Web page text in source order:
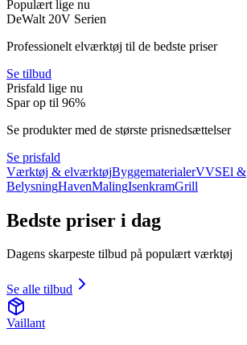
Populært lige nu
DeWalt 20V Serien
Professionelt elværktøj til de bedste priser
Se tilbud
Prisfald lige nu
Spar op til 96%
Se produkter med de største prisnedsættelser
Se prisfald
Værktøj & elværktøjByggematerialerVVSEl &
BelysningHavenMalingIsenkramGrill
Bedste priser i dag
Dagens skarpeste tilbud på populært værktøj
Se alle tilbud
Vaillant